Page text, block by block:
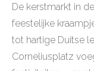
De kerstmarkt in
feestelijke
tot hartige Duitse
Corneliusplatz